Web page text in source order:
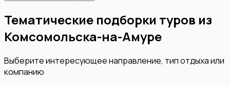
Тематические подборки туров из
Комсомольска-на-Амуре
Выберите интересующее направление, тип отдыха или
компанию